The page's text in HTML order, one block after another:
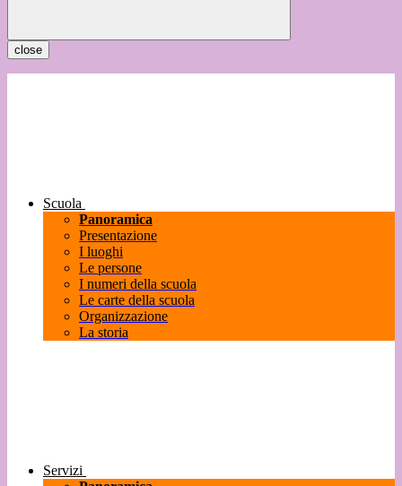
close
Scuola
Panoramica
Presentazione
I luoghi
Le persone
I numeri della scuola
Le carte della scuola
Organizzazione
La storia
Servizi